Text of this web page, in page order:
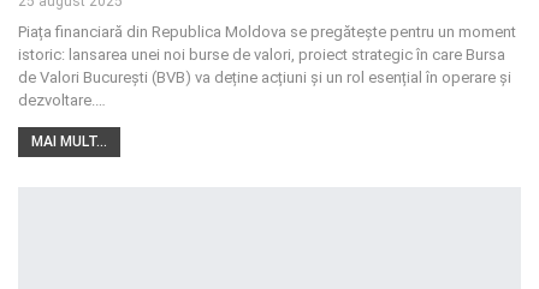
Piața financiară din Republica Moldova se pregătește pentru un moment
istoric: lansarea unei noi burse de valori, proiect strategic în care Bursa
de Valori București (BVB) va deține acțiuni și un rol esențial în operare și
dezvoltare.…
MAI MULT...